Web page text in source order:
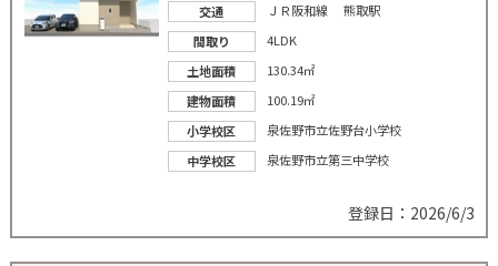
交通
ＪＲ阪和線 熊取駅
間取り
4LDK
土地面積
130.34㎡
建物面積
100.19㎡
小学校区
泉佐野市立佐野台小学校
中学校区
泉佐野市立第三中学校
登録日：2026/6/3